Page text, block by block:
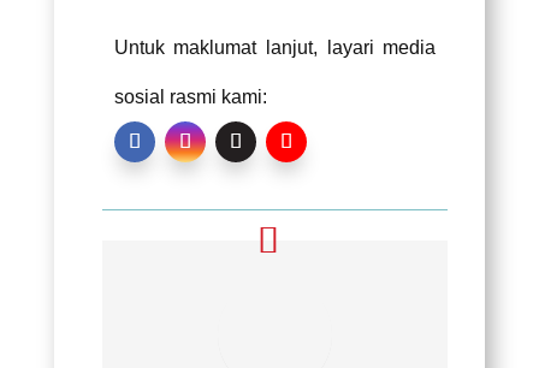
Untuk maklumat lanjut, layari media
sosial rasmi kami: